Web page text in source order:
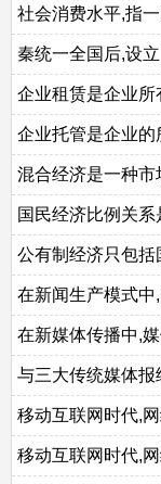
社会消费水平,指
秦统一全国后,设
企业租赁是企业所
企业托管是企业的
混合经济是一种市
国民经济比例关
公有制经济只包括
在新闻生产模式中
在新媒体传播中,
与三大传统媒体报
移动互联网时代,
移动互联网时代,